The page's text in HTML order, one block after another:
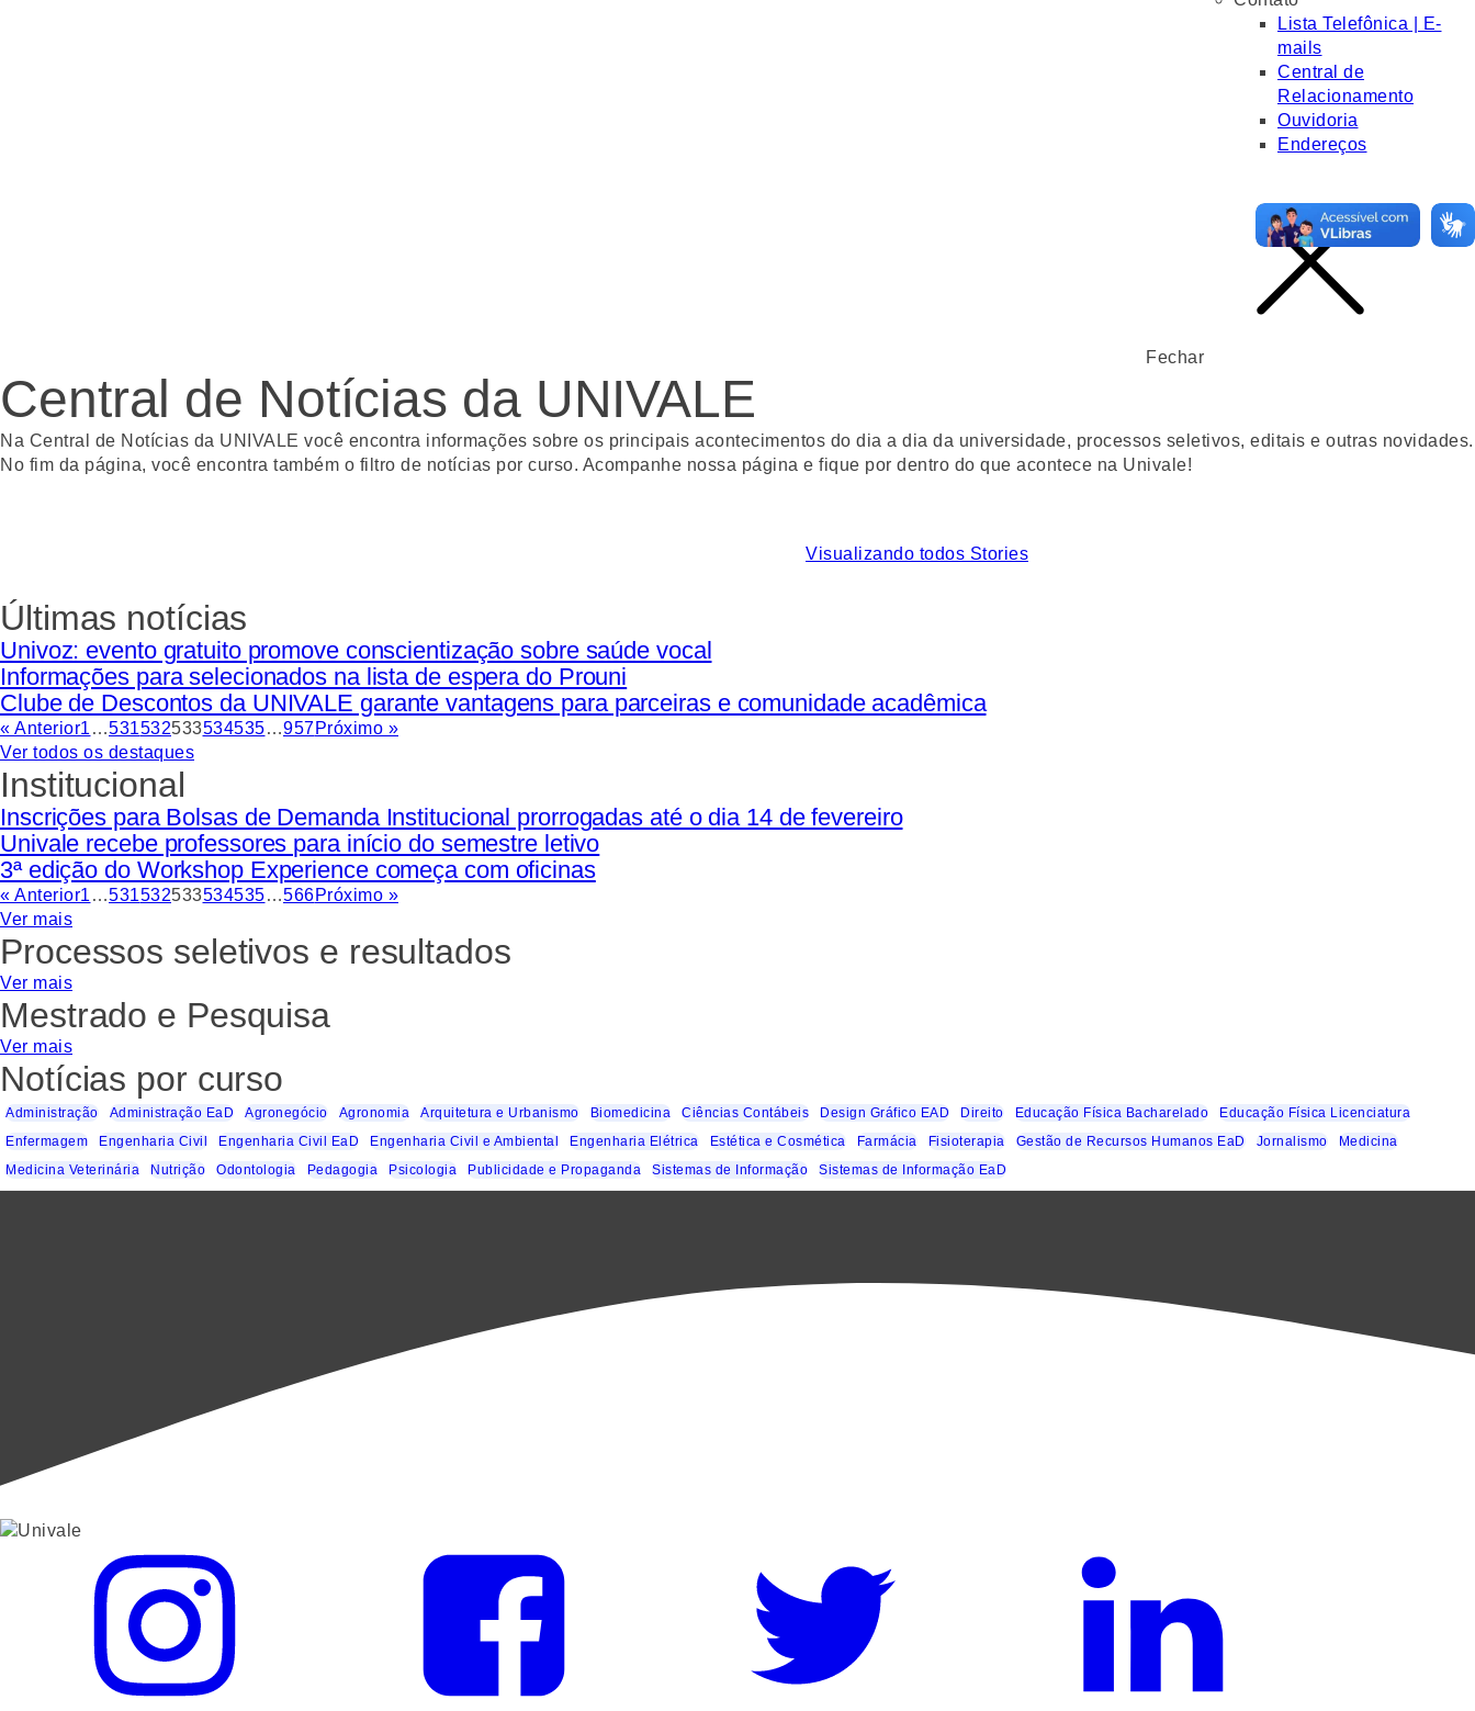
Lista Telefônica | E-
mails
Central de
Relacionamento
Ouvidoria
Endereços
Fechar
Central de Notícias da UNIVALE
Na Central de Notícias da UNIVALE você encontra informações sobre os principais acontecimentos do dia a dia da universidade, processos seletivos, editais e outras novidades.
No fim da página, você encontra também o filtro de notícias por curso. Acompanhe nossa página e fique por dentro do que acontece na Univale!
Visualizando todos Stories
Últimas notícias
Univoz: evento gratuito promove conscientização sobre saúde vocal
Informações para selecionados na lista de espera do Prouni
Clube de Descontos da UNIVALE garante vantagens para parceiras e comunidade acadêmica
« Anterior1 …531532533534535…957Próximo »
Ver todos os destaques
Institucional
Inscrições para Bolsas de Demanda Institucional prorrogadas até o dia 14 de fevereiro
Univale recebe professores para início do semestre letivo
3ª edição do Workshop Experience começa com oficinas
« Anterior1 …531532533534535…566Próximo »
Ver mais
Processos seletivos e resultados
Ver mais
Mestrado e Pesquisa
Ver mais
Notícias por curso
Administração Administração EaD Agronegócio Agronomia Arquitetura e Urbanismo Biomedicina Ciências Contábeis Design Gráfico EAD Direito Educação Física Bacharelado
Educação Física Licenciatura
Enfermagem
Engenharia Civil Engenharia Civil EaD Engenharia Civil e Ambiental Engenharia Elétrica Estética e Cosmética Farmácia Fisioterapia Gestão de Recursos Humanos EaD Jornalismo
Medicina
Medicina Veterinária
Nutrição Odontologia Pedagogia Psicologia Publicidade e Propaganda Sistemas de Informação Sistemas de Informação EaD